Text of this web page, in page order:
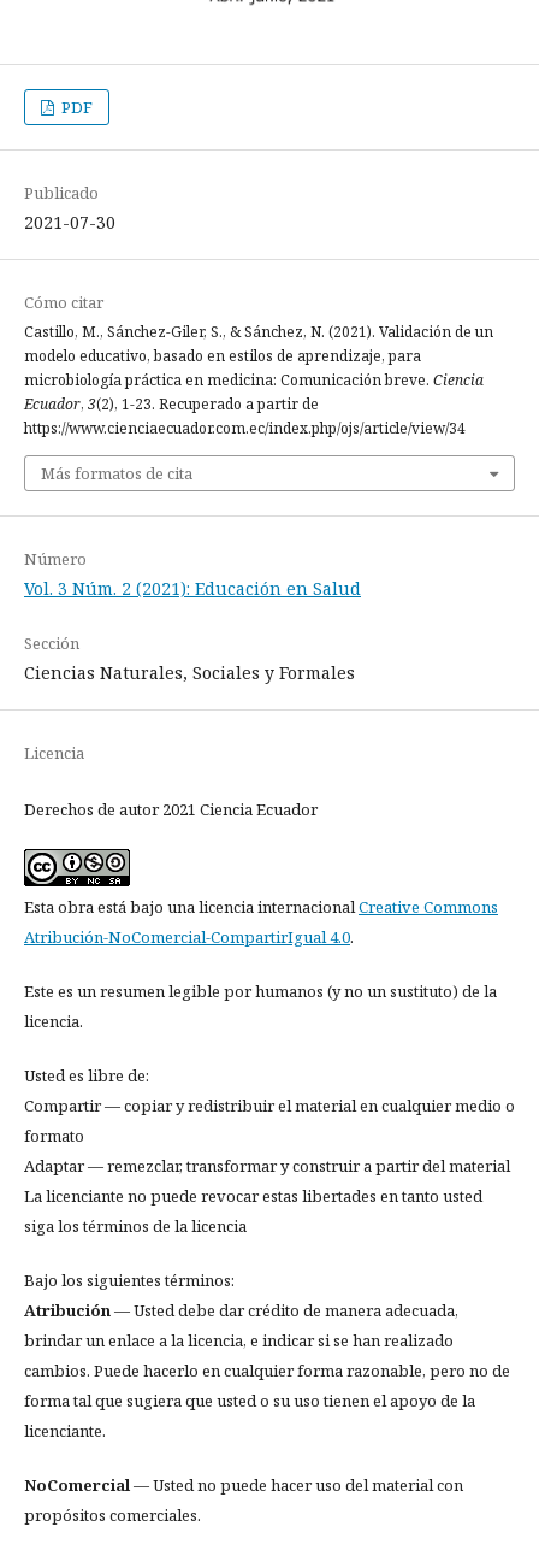
PDF
Publicado
2021-07-30
Cómo citar
Castillo, M., Sánchez-Giler, S., & Sánchez, N. (2021). Validación de un
modelo educativo, basado en estilos de aprendizaje, para
microbiología práctica en medicina: Comunicación breve. Ciencia
Ecuador, 3(2), 1-23. Recuperado a partir de
https://www.cienciaecuador.com.ec/index.php/ojs/article/view/34
Más formatos de cita
Número
Vol. 3 Núm. 2 (2021): Educación en Salud
Sección
Ciencias Naturales, Sociales y Formales
Licencia
Derechos de autor 2021 Ciencia Ecuador
Esta obra está bajo una licencia internacionalCreative Commons
Atribución-NoComercial-CompartirIgual 4.0.
Este es un resumen legible por humanos (y no un sustituto) de la
licencia.
Usted es libre de:
Compartir — copiar y redistribuir el material en cualquier medio o
formato
Adaptar — remezclar, transformar y construir a partir del material
La licenciante no puede revocar estas libertades en tanto usted
siga los términos de la licencia
Bajo los siguientes términos:
Atribución— Usted debe dar crédito de manera adecuada,
brindar un enlace a la licencia, e indicar si se han realizado
cambios. Puede hacerlo en cualquier forma razonable, pero no de
forma tal que sugiera que usted o su uso tienen el apoyo de la
licenciante.
NoComercial— Usted no puede hacer uso del material con
propósitos comerciales.